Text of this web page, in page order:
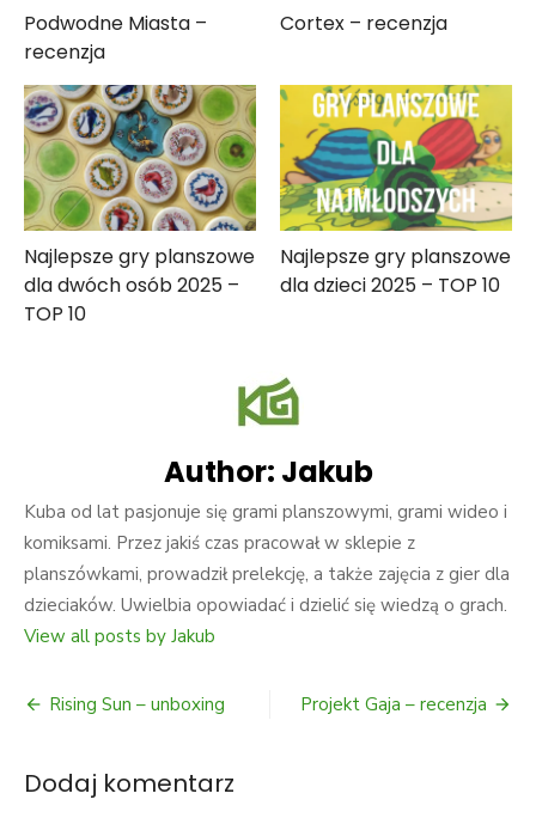
Podwodne Miasta –
recenzja
Cortex – recenzja
Najlepsze gry planszowe
dla dwóch osób 2025 –
TOP 10
Najlepsze gry planszowe
dla dzieci 2025 – TOP 10
Author: Jakub
Kuba od lat pasjonuje się grami planszowymi, grami wideo i
komiksami. Przez jakiś czas pracował w sklepie z
planszówkami, prowadził prelekcję, a także zajęcia z gier dla
dzieciaków. Uwielbia opowiadać i dzielić się wiedzą o grach.
View all posts by Jakub
Nawigacja
Rising Sun – unboxing Projekt Gaja – recenzja
Dodaj komentarz